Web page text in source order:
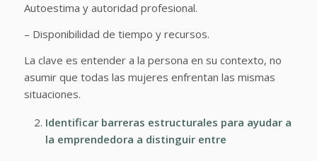
Autoestima y autoridad profesional.
– Disponibilidad de tiempo y recursos.
La clave es entender a la persona en su contexto, no
asumir que todas las mujeres enfrentan las mismas
situaciones.
Identificar barreras estructurales para ayudar a
la emprendedora a distinguir entre